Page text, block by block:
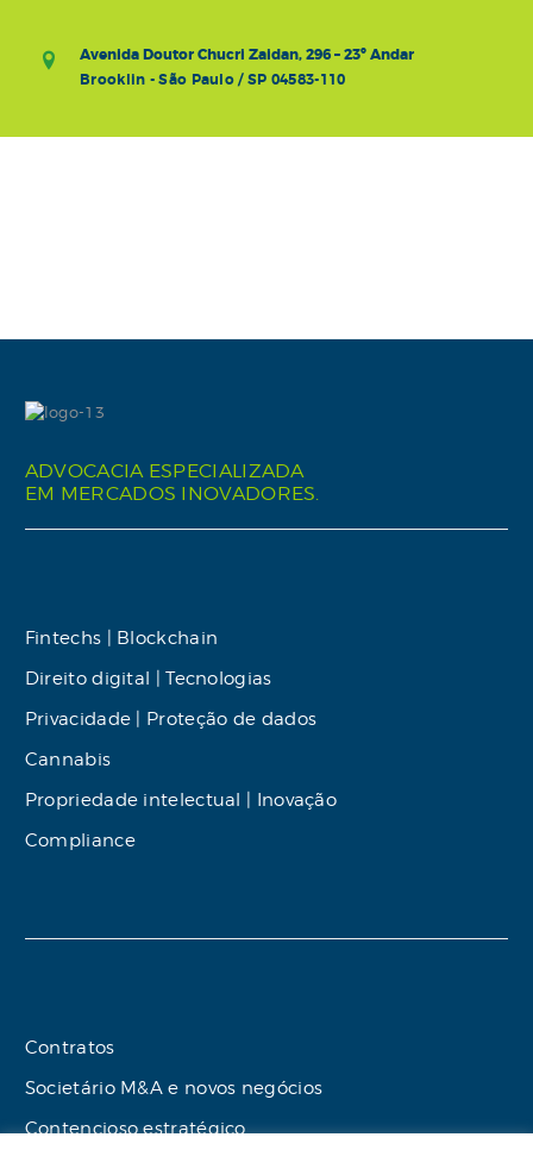
Avenida Doutor Chucri Zaidan, 296 – 23º Andar
Brooklin - São Paulo / SP 04583-110
ADVOCACIA ESPECIALIZADA
EM MERCADOS INOVADORES.
Fintechs | Blockchain
Direito digital | Tecnologias
Privacidade | Proteção de dados
Cannabis
Propriedade intelectual | Inovação
Compliance
Contratos
Societário M&A e novos negócios
Contencioso estratégico